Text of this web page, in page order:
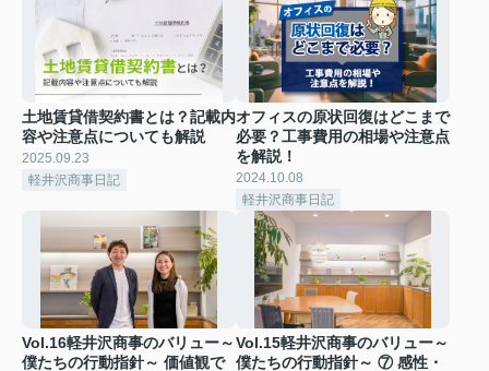
土地賃貸借契約書とは？記載内
容や注意点についても解説
2025.09.23
軽井沢商事日記
オフィスの原状回復はどこまで
必要？工事費用の相場や注意点
を解説！
2024.10.08
軽井沢商事日記
Vol.16軽井沢商事のバリュー～
僕たちの行動指針～ 価値観で
Vol.15軽井沢商事のバリュー～
僕たちの行動指針～ ⑦ 感性・